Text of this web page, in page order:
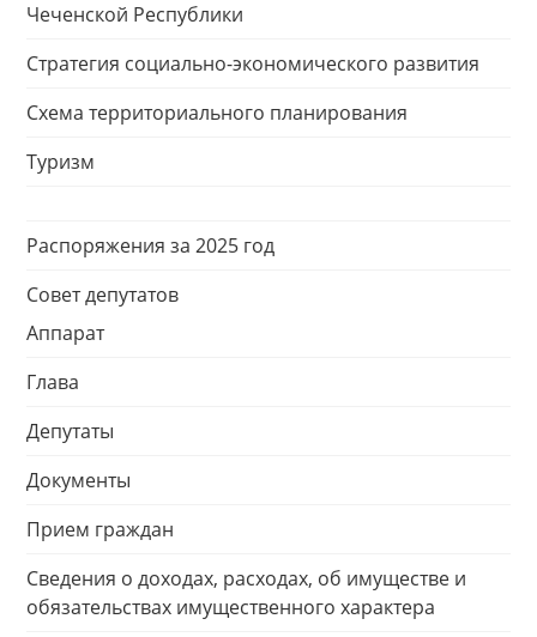
Чеченской Республики
Стратегия социально-экономического развития
Схема территориального планирования
Туризм
Распоряжения за 2025 год
Совет депутатов
Аппарат
Глава
Депутаты
Документы
Прием граждан
Сведения о доходах, расходах, об имуществе и
обязательствах имущественного характера